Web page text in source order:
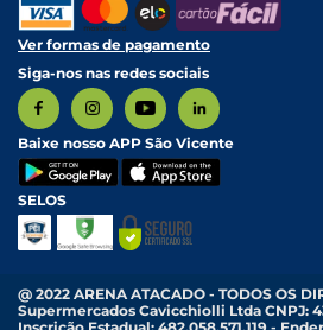
Ver formas de pagamento
Siga-nos nas redes sociais
Baixe nosso APP São Vicente
SELOS
@ 2022 ARENA ATACADO - TODOS OS
Supermercados Cavicchiolli Ltda CNPJ: